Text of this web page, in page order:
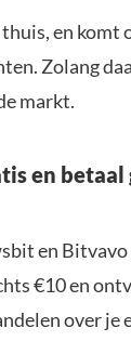
en
Zolang
markt.
en
en
€10 en
over